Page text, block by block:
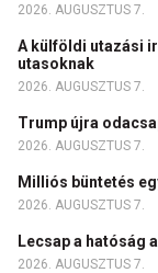
2026. AUGUSZTUS 7.
A külföldi utazási
utasoknak
2026. AUGUSZTUS 7.
Trump újra
2026. AUGUSZTUS 7.
Milliós büntetés
2026. AUGUSZTUS 7.
Lecsap a hatóság
2026. AUGUSZTUS 7.